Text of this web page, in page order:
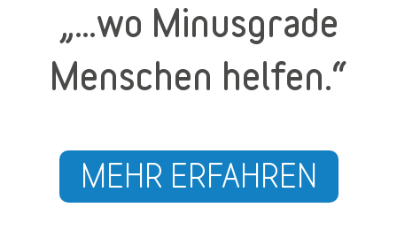
„…wo Minusgrade
Menschen helfen.“
MEHR ERFAHREN